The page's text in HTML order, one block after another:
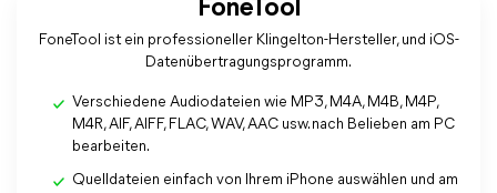
FoneTool
FoneTool ist ein professioneller Klingelton-Hersteller, und iOS-
Datenübertragungsprogramm.
Verschiedene Audiodateien wie MP3, M4A, M4B, M4P,
M4R, AIF, AIFF, FLAC, WAV, AAC usw. nach Belieben am PC
bearbeiten.
Quelldateien einfach von Ihrem iPhone auswählen und am